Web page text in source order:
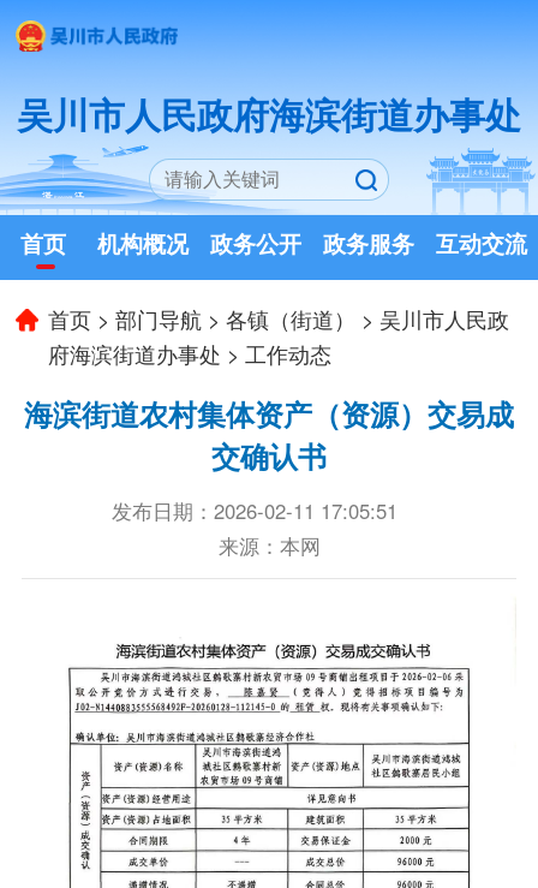
吴川市人民政府海滨街道办事处
首页 机构概况 政务公开 政务服务 互动交流
首页 >部门导航 >各镇（街道） > 吴川市人民政
府海滨街道办事处 > 工作动态
海滨街道农村集体资产（资源）交易成
交确认书
发布日期：2026-02-11 17:05:51
来源：本网